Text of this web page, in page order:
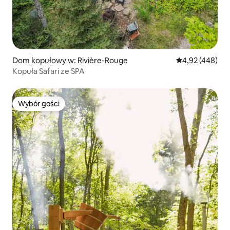
Dom kopułowy w: Rivière-Rouge Średnia
4,92 (448)
Kopuła Safari ze SPA
Wybór gości
Wybór gości